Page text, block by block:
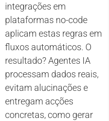
integrações em
plataformas no-code
aplicam estas regras em
fluxos automáticos. O
resultado? Agentes IA
processam dados reais,
evitam alucinações e
entregam acções
concretas, como gerar